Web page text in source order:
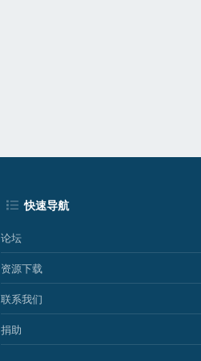
快速导航
论坛
资源下载
联系我们
捐助